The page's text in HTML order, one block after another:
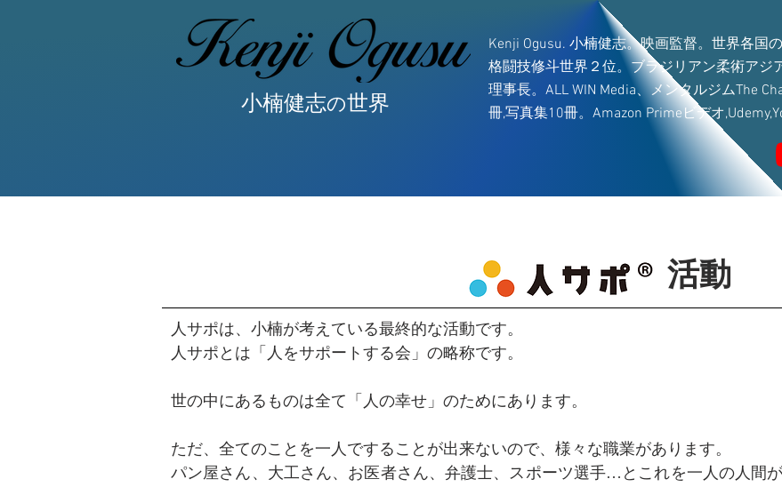
小楠健志の世界
Kenji Ogusu. 小楠健志。映画監督。世界各国
格闘技修斗世界２位。ブラジリアン柔術アジ
理事長。ALL WIN Media、メンタルジムThe
冊,写真集10冊。Amazon Primeビデオ
​活動
人サポは、小楠が考えている最終的な活動です。
人サポとは「人をサポートする会」の略称です。
世の中にあるものは全て「人の幸せ」のためにあります。
ただ、全てのことを一人ですることが出来ないので、様々な職業があります。
パン屋さん、大工さん、お医者さん、弁護士、スポーツ選手…とこれを一人の人間